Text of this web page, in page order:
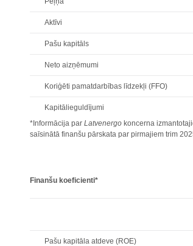
Aktīvi
Pašu kapitāls
Neto aizņēmumi
Koriģēti pamatdarbības līdzekļi (FFO)
Kapitālieguldījumi
*Informācija parLatvenergo koncerna
saīsinātā finanšu pārskata par pirmajiem trim
Finanšu koeficienti*
Pašu kapitāla atdeve (ROE)